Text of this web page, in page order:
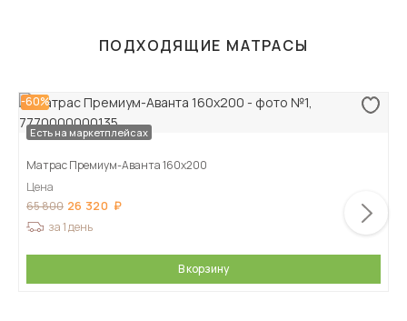
ПОДХОДЯЩИЕ МАТРАСЫ
-60%
Есть на маркетплейсах
Матрас Премиум-Аванта 160х200
Цена
65 800 26 320
за 1 день
В корзину